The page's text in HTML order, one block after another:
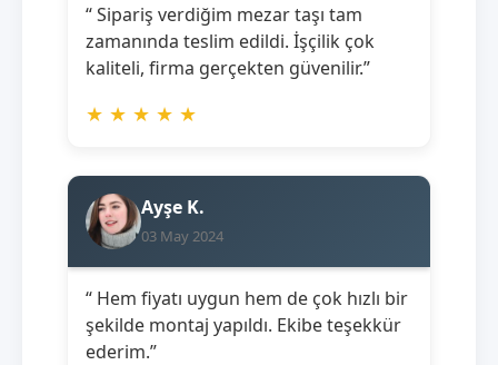
“ Sipariş verdiğim mezar taşı tam
zamanında teslim edildi. İşçilik çok
kaliteli, firma gerçekten güvenilir.”
★ ★ ★ ★ ★
Ayşe K.
03 May 2024
“ Hem fiyatı uygun hem de çok hızlı bir
şekilde montaj yapıldı. Ekibe teşekkür
ederim.”